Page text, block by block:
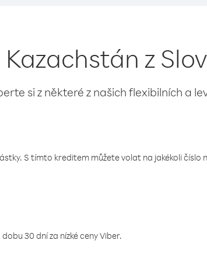
z
si z některé z našich flexibilních a
S tímto kreditem můžete volat na jakékoli číslo
30 dní za nízké ceny Viber.